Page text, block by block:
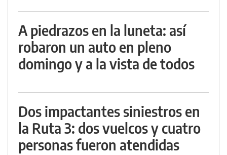
A piedrazos en la luneta: así
robaron un auto en pleno
domingo y a la vista de todos
Dos impactantes siniestros en
la Ruta 3: dos vuelcos y cuatro
personas fueron atendidas